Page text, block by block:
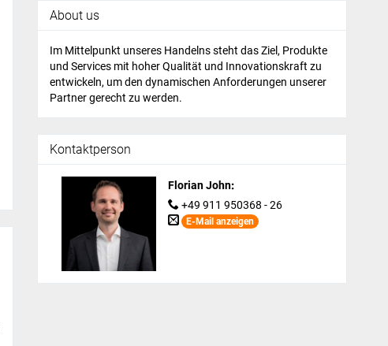
About us
Im Mittelpunkt unseres Handelns steht das Ziel, Produkte
und Services mit hoher Qualität und Innovationskraft zu
entwickeln, um den dynamischen Anforderungen unserer
Partner gerecht zu werden.
Kontaktperson
Florian John:
+49 911 950368 - 26
E-Mail anzeigen